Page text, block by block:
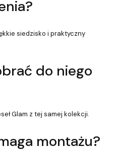
siedzisko i praktyczny
do niego
Glam z tej samej kolekcji.
montażu?